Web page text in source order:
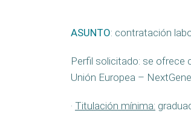
ASUNTO: contratación
Perfil solicitado: se ofrece
Unión Europea –
· Titulación mínima: